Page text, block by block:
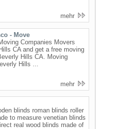
mehr
- Move
Companies Movers
CA and get a free moving
Hills CA. Moving
Hills ...
mehr
blinds roman blinds roller
to measure venetian blinds
real wood blinds made of